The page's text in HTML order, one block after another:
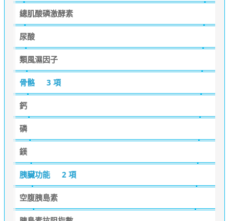
總肌酸磷激酵素
尿酸
類風濕因子
骨骼 3 項
鈣
磷
鎂
胰臟功能 2 項
空腹胰島素